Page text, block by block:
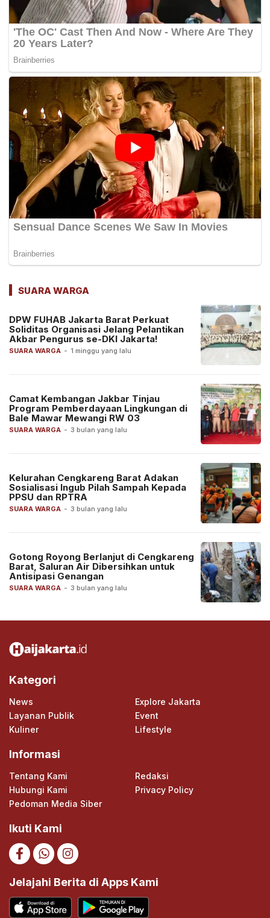
SUARA WARGA
SUARA WARGA - 1 minggu yang lalu
DPW FUHAB Jakarta Barat Perkuat
Soliditas Organisasi Jelang Pelantikan
Akbar Pengurus se-DKI Jakarta!
SUARA WARGA - 3 bulan yang lalu
Camat Kembangan Jakbar Tinjau
Program Pemberdayaan Lingkungan di
Bale Mawar Mewangi RW 03
SUARA WARGA - 3 bulan yang lalu
Kelurahan Cengkareng Barat Adakan
Sosialisasi Ingub Pilah Sampah Kepada
PPSU dan RPTRA
SUARA WARGA - 3 bulan yang lalu
Gotong Royong Berlanjut di Cengkareng
Barat, Saluran Air Dibersihkan untuk
Antisipasi Genangan
Kategori
News
Explore Jakarta
Layanan Publik
Event
Kuliner
Lifestyle
Informasi
Tentang Kami
Redaksi
Hubungi Kami
Privacy Policy
Pedoman Media Siber
Ikuti Kami
Jelajahi Berita di Apps Kami